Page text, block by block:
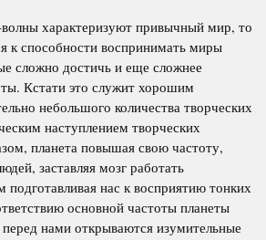
характеризуют привычный мир, то
к способности воспринимать миры
сложно достичь и еще сложнее
Кстати это служит хорошим
небольшого количества творческих
наступлением творческих
планета повышая свою частоту,
заставляя мозг работать
нас к восприятию тонких
основной частоты планеты
нами открываются изумительные